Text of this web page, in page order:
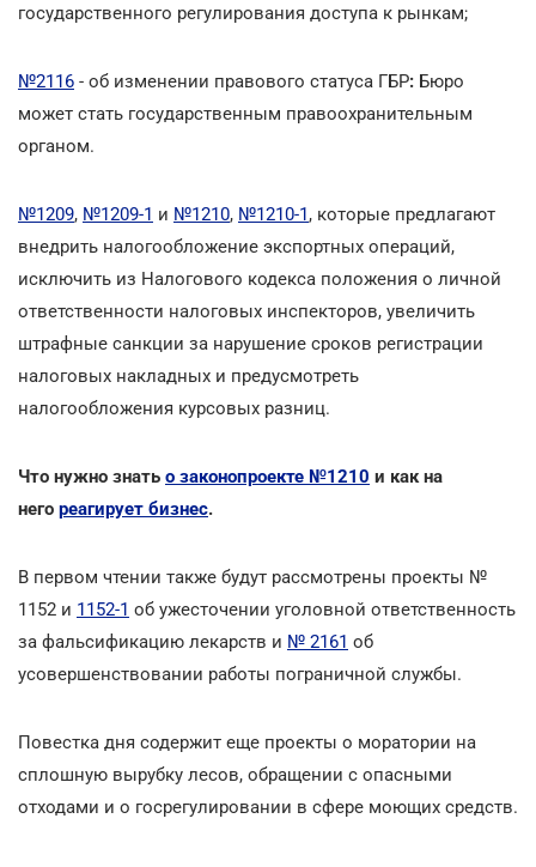
государственного регулирования доступа к рынкам;
№2116 - об изменении правового статуса ГБР: Бюро
может стать государственным правоохранительным
органом.
№1209, №1209-1 и №1210, №1210-1, которые предлагают
внедрить налогообложение экспортных операций,
исключить из Налогового кодекса положения о личной
ответственности налоговых инспекторов, увеличить
штрафные санкции за нарушение сроков регистрации
налоговых накладных и предусмотреть
налогообложения курсовых разниц.
Что нужно знать о законопроекте №1210 и как на
него реагирует бизнес.
В первом чтении также будут рассмотрены проекты №
1152 и 1152-1 об ужесточении уголовной ответственность
за фальсификацию лекарств и № 2161 об
усовершенствовании работы пограничной службы.
Повестка дня содержит еще проекты о моратории на
сплошную вырубку лесов, обращении с опасными
отходами и о госрегулировании в сфере моющих средств.